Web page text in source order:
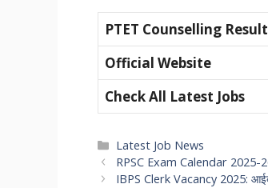
PTET Counselling
Official Website
Check All Latest Jobs
Categories
Latest Job News
RPSC Exam Calendar 2025-
IBPS Clerk Vacancy 2025: